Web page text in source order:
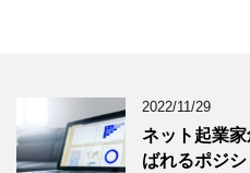
2022/11/29
ネット起業
ばれるポジシ